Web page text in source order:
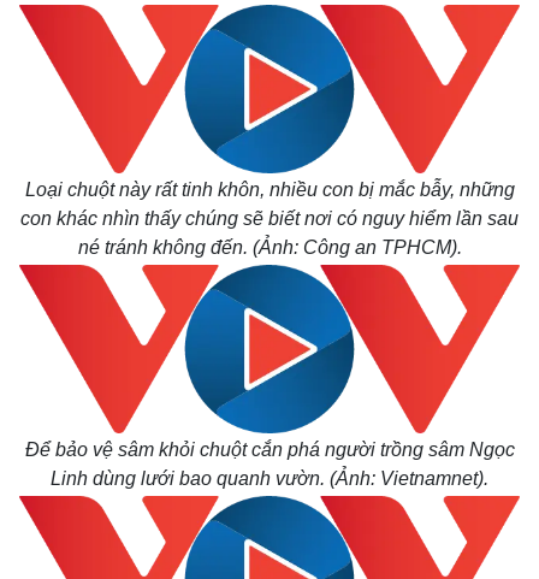
Loại chuột này rất tinh khôn, nhiều con bị mắc bẫy, những
con khác nhìn thấy chúng sẽ biết nơi có nguy hiểm lần sau
né tránh không đến. (Ảnh: Công an TPHCM).
Để bảo vệ sâm khỏi chuột cắn phá người trồng sâm Ngọc
Linh dùng lưới bao quanh vườn. (Ảnh: Vietnamnet).